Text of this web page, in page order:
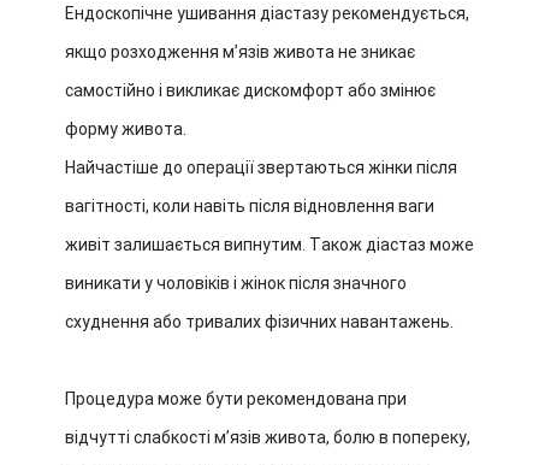
Ендоскопічне ушивання діастазу рекомендується,
якщо розходження м’язів живота не зникає
самостійно і викликає дискомфорт або змінює
форму живота.
Найчастіше до операції звертаються жінки після
вагітності, коли навіть після відновлення ваги
живіт залишається випнутим. Також діастаз може
виникати у чоловіків і жінок після значного
схуднення або тривалих фізичних навантажень.
Процедура може бути рекомендована при
відчутті слабкості м’язів живота, болю в попереку,